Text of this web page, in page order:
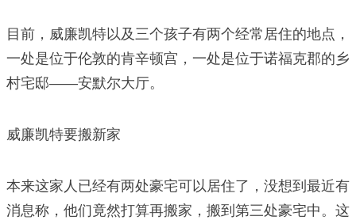
目前，威廉凯特以及三个孩子有两个经常居住的地点，
一处是位于伦敦的肯辛顿宫，一处是位于诺福克郡的乡
村宅邸——安默尔大厅。
威廉凯特要搬新家
本来这家人已经有两处豪宅可以居住了，没想到最近有
消息称，他们竟然打算再搬家，搬到第三处豪宅中。这